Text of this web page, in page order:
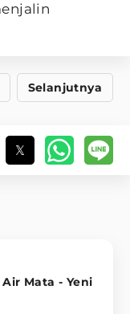
Selanjutnya
Mata - Yeni